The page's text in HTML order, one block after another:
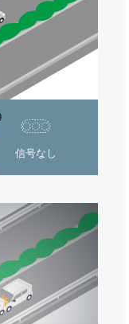
信号なし